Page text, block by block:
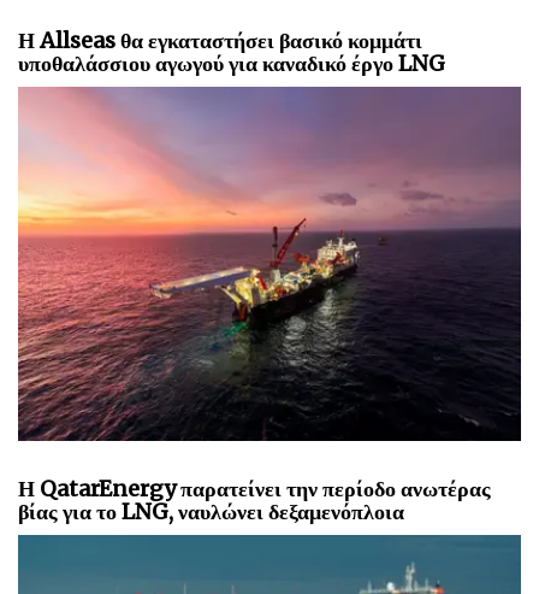
Η Allseas θα εγκαταστήσει βασικό κομμάτι
υποθαλάσσιου αγωγού για καναδικό έργο LNG
Η QatarEnergy παρατείνει την περίοδο ανωτέρας
βίας για το LNG, ναυλώνει δεξαμενόπλοια